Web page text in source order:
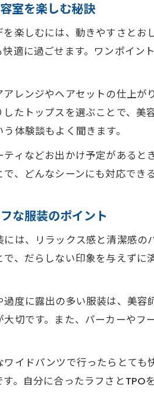
美
事前準
美
美
美
室を楽しむ秘訣
楽しむには、動きやすさと
適に過ごせます。ワンポイ
レンジやヘアセットの仕上
たトップスを選ぶことで、
体験談もよく聞きます。
ィなどお出かけ予定がある
、どんなシーンにも対応でき
な服装のポイント
は、リラックス感と清潔感
、だらしない印象を与えず
度に露出の多い服装は、美
切です。また、パーカーや
イドパンツで行ったらとて
。自分に合ったラフさとTPO